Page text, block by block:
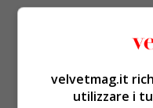
velvetmag.it
utilizzare i